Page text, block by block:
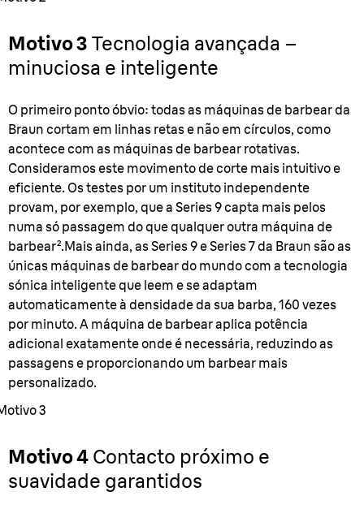
Motivo 3 Tecnologia avançada –
minuciosa e inteligente
O primeiro ponto óbvio: todas as máquinas de barbear da
Braun cortam em linhas retas e não em círculos, como
acontece com as máquinas de barbear rotativas.
Consideramos este movimento de corte mais intuitivo e
eficiente. Os testes por um instituto independente
provam, por exemplo, que a Series 9 capta mais pelos
numa só passagem do que qualquer outra máquina de
barbear².Mais ainda, as Series 9 e Series 7 da Braun são as
únicas máquinas de barbear do mundo com a tecnologia
sónica inteligente que leem e se adaptam
automaticamente à densidade da sua barba, 160 vezes
por minuto. A máquina de barbear aplica potência
adicional exatamente onde é necessária, reduzindo as
passagens e proporcionando um barbear mais
personalizado.
3
Motivo 4 Contacto próximo e
suavidade garantidos